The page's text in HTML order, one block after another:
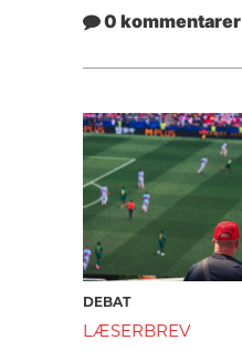
0 kommentarer
DEBAT
LÆSERBREV